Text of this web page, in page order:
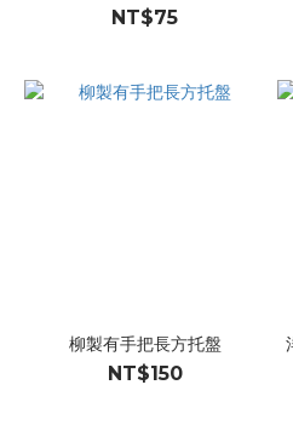
NT$75
柳製有手把長方托盤
NT$150